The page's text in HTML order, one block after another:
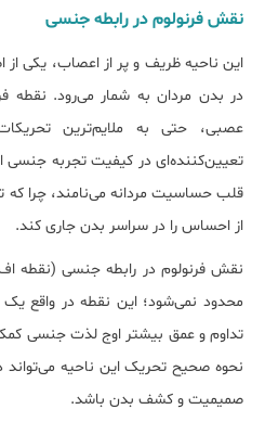
نقش فرنولوم در رابطه جنسی
این ناحیه ظریف و پر از اعصاب، یکی
در بدن مردان به شمار می‌رود. نقطه
عصبی، حتی به ملایم‌ترین
تعیین‌کننده‌ای در کیفیت تجربه جنسی
قلب حساسیت مردانه می‌نامند، چرا
از احساس را در سراسر بدن جاری کند.
نقش فرنولوم در رابطه جنسی (نقطه
محدود نمی‌شود؛ این نقطه در واقع
تداوم و عمق بیشتر اوج لذت جنسی
نحوه صحیح تحریک این ناحیه
صمیمیت و کشف بدن باشد.